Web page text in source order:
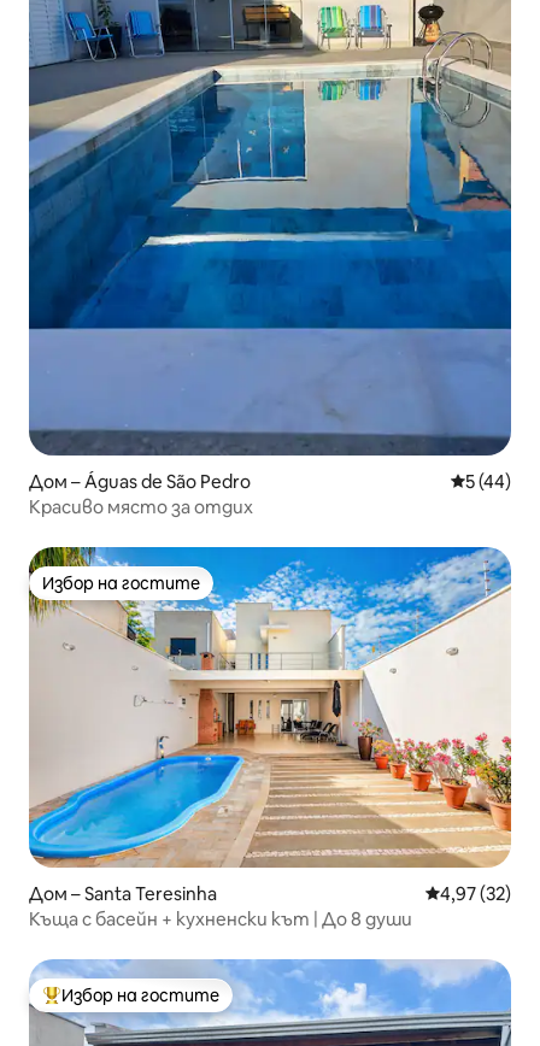
Дом – Águas de São Pedro Средна
5 (44)
Красиво място за отдих
Избор на гостите
Избор на гостите
Дом – Santa Teresinha Средна
4,97 (32)
Къща с басейн + кухненски кът | До 8 души
Най-популярен избор на гостите
Избор на гостите